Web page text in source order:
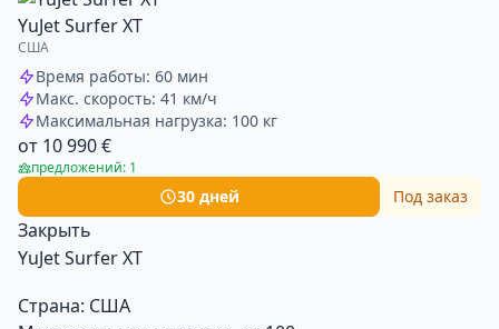
YuJet Surfer XT
США
Время работы: 60 мин
Макс. скорость: 41 км/ч
Максимальная нагрузка: 100 кг
от 10 990 €
предложений: 1
30 дней Под заказ
Закрыть
YuJet Surfer XT
Страна: США